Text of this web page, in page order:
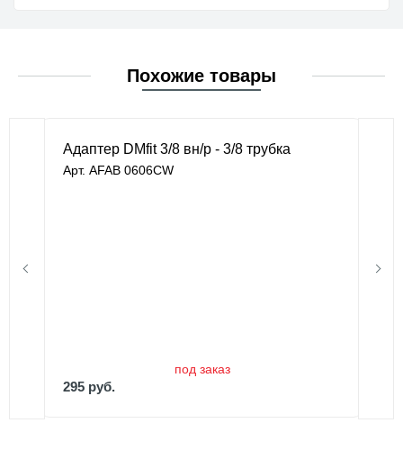
Похожие товары
Адаптер DMfit 3/8 вн/р - 3/8 трубка
Арт. AFAB 0606CW
под заказ
295 руб.